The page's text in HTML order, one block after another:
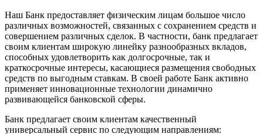
Наш Банк предоставляет физическим лицам большое число
различных возможностей, связанных с сохранением средств и
совершением различных сделок. В частности, банк предлагает
своим клиентам широкую линейку разнообразных вкладов,
способных удовлетворить как долгосрочные, так и
краткосрочные интересы, касающиеся размещения свободных
средств по выгодным ставкам. В своей работе Банк активно
применяет инновационные технологии динамично
развивающейся банковской сферы.
Банк предлагает своим клиентам качественный
универсальный сервис по следующим направлениям: